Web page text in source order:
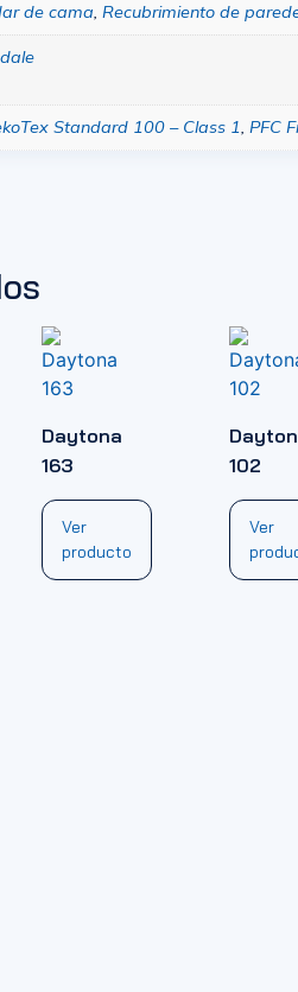
de cama,Recubrimiento de
Standard 100 – Class 1,PFC
Daytona
163
Ver
producto
102
Ver